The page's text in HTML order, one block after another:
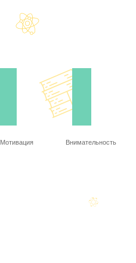
Мотивация Внимательность